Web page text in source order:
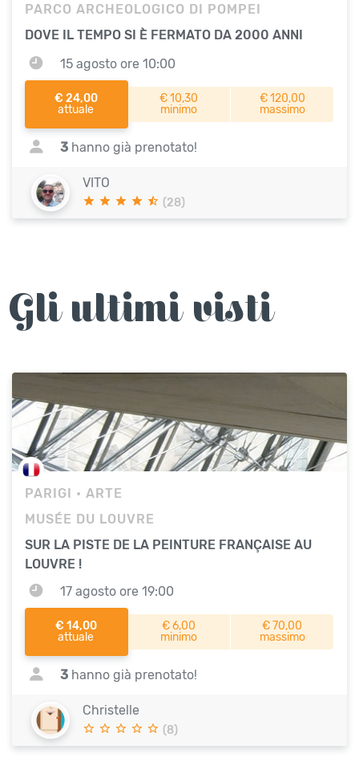
PARCO ARCHEOLOGICO DI POMPEI
DOVE IL TEMPO SI È FERMATO DA 2000 ANNI
15 agosto ore 10:00
€ 24,00
attuale
€ 10,30
minimo
€ 120,00
massimo
3 hanno già prenotato!
VITO
(28)
Gli ultimi visti
PARIGI • ARTE
MUSÉE DU LOUVRE
SUR LA PISTE DE LA PEINTURE FRANÇAISE AU
LOUVRE !
17 agosto ore 19:00
€ 14,00
attuale
€ 6,00
minimo
€ 70,00
massimo
3 hanno già prenotato!
Christelle
(8)